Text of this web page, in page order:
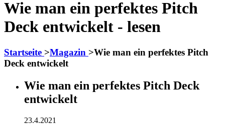
Wie man ein perfektes Pitch
Deck entwickelt - lesen
Startseite >Magazin >Wie man ein perfektes Pitch
Deck entwickelt
Wie man ein perfektes Pitch Deck
entwickelt
23.4.2021